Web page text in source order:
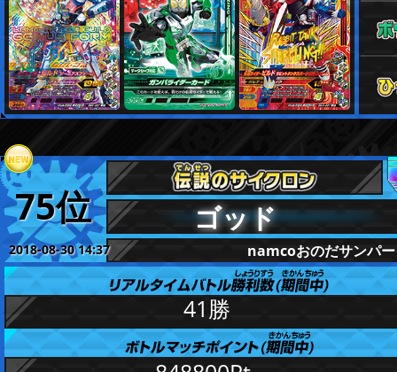
75位
2018-08-30 14:37
更新
ゴッド
namcoおのだサンパ
41勝